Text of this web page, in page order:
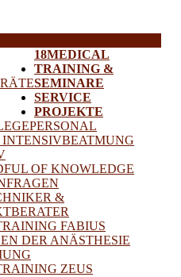
18MEDICAL
TRAINING &
SEMINARE
INTENSIVBEATMUNG
OF KNOWLEDGE
&
FABIUS
DER ANÄSTHESIE
ZEUS
SERVICE
PROJEKTE